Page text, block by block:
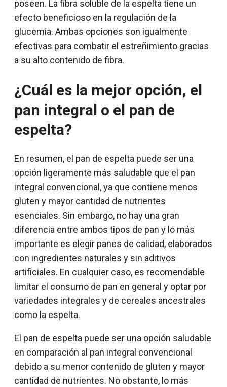
poseen. La fibra soluble de la espelta tiene un
efecto beneficioso en la regulación de la
glucemia. Ambas opciones son igualmente
efectivas para combatir el estreñimiento gracias
a su alto contenido de fibra.
¿Cuál es la mejor opción, el
pan integral o el pan de
espelta?
En resumen, el pan de espelta puede ser una
opción ligeramente más saludable que el pan
integral convencional, ya que contiene menos
gluten y mayor cantidad de nutrientes
esenciales. Sin embargo, no hay una gran
diferencia entre ambos tipos de pan y lo más
importante es elegir panes de calidad, elaborados
con ingredientes naturales y sin aditivos
artificiales. En cualquier caso, es recomendable
limitar el consumo de pan en general y optar por
variedades integrales y de cereales ancestrales
como la espelta.
El pan de espelta puede ser una opción saludable
en comparación al pan integral convencional
debido a su menor contenido de gluten y mayor
cantidad de nutrientes. No obstante, lo más